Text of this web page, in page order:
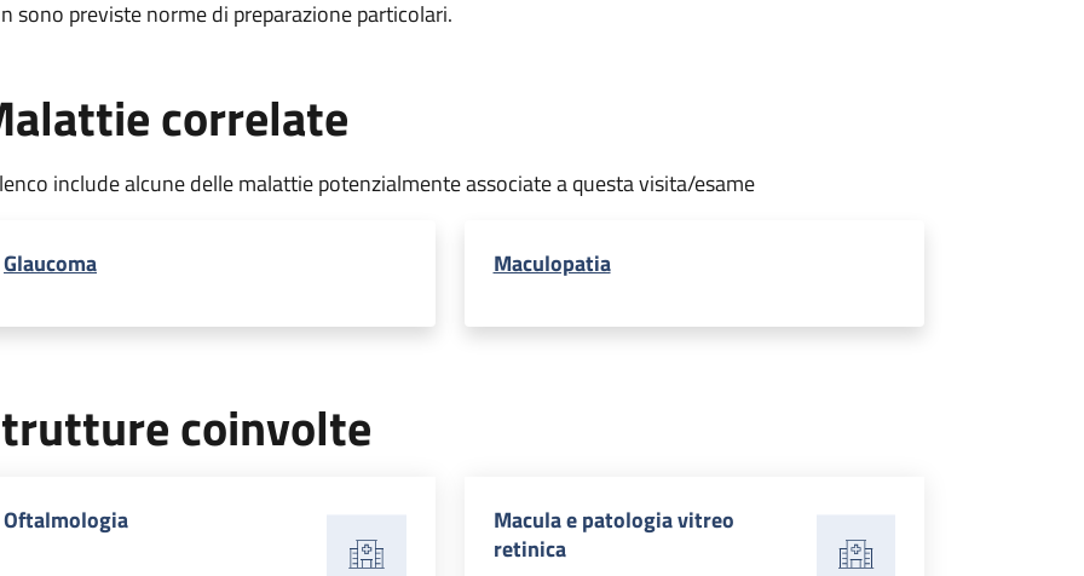
sono previste norme di preparazione particolari.
correlate
include alcune delle malattie potenzialmente associate a questa visita/esame
Glaucoma Maculopatia
coinvolte
Oftalmologia
Macula e patologia vitreo
retinica